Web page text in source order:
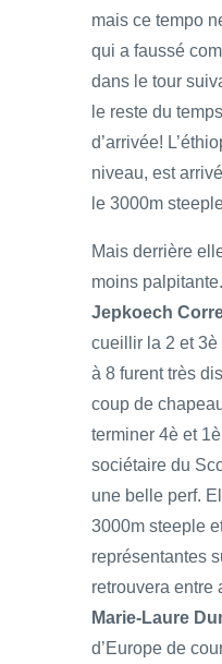
mais ce tempo
qui a faussé
dans le tour
le reste du
d’arrivée!
niveau, est
le 3000m
Mais derrière
moins
Jepkoech
cueillir la 2 et
à 8 furent très
coup de
terminer 4è et
sociétaire du
une belle perf.
3000m steeple
représentantes
retrouvera entre
Marie-Laure
d’Europe de